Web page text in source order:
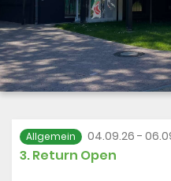
Jugend/
Allgemein 04.09.26 -
3. Return Open